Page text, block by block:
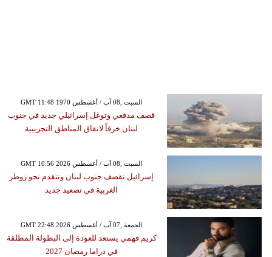
GMT 11:48 1970 السبت ,08 آب / أغسطس
قصف مدفعي وتوغل إسرائيلي جديد في جنوب
لبنان خرقاً لاتفاق المناطق التجريبية
GMT 10:56 2026 السبت ,08 آب / أغسطس
إسرائيل تقصف جنوب لبنان وتتقدم نحو زوطر
الغربية في تصعيد جديد
GMT 22:48 2026 الجمعة ,07 آب / أغسطس
كريم فهمي يستعد للعودة إلى البطولة المطلقة
في دراما رمضان 2027